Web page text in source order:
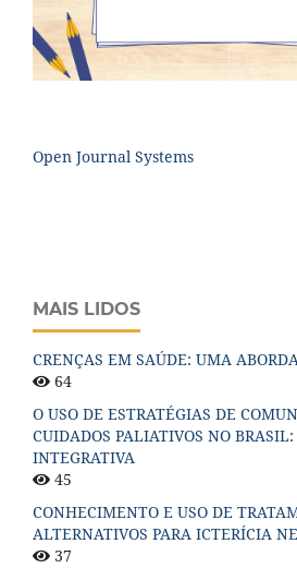
Open Journal Systems
MAIS LIDOS
CRENÇAS EM SAÚDE: UMA
64
O USO DE ESTRATÉGIAS DE
CUIDADOS PALIATIVOS NO
INTEGRATIVA
45
CONHECIMENTO E USO DE
ALTERNATIVOS PARA ICTERÍCIA
37